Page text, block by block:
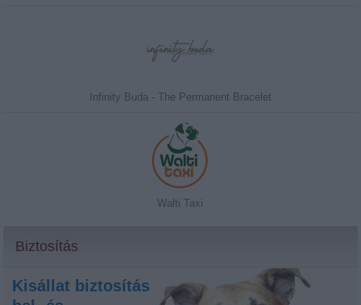
Infinity Buda - The Permanent Bracelet
Walti Taxi
Biztosítás
Kisállat biztosítás